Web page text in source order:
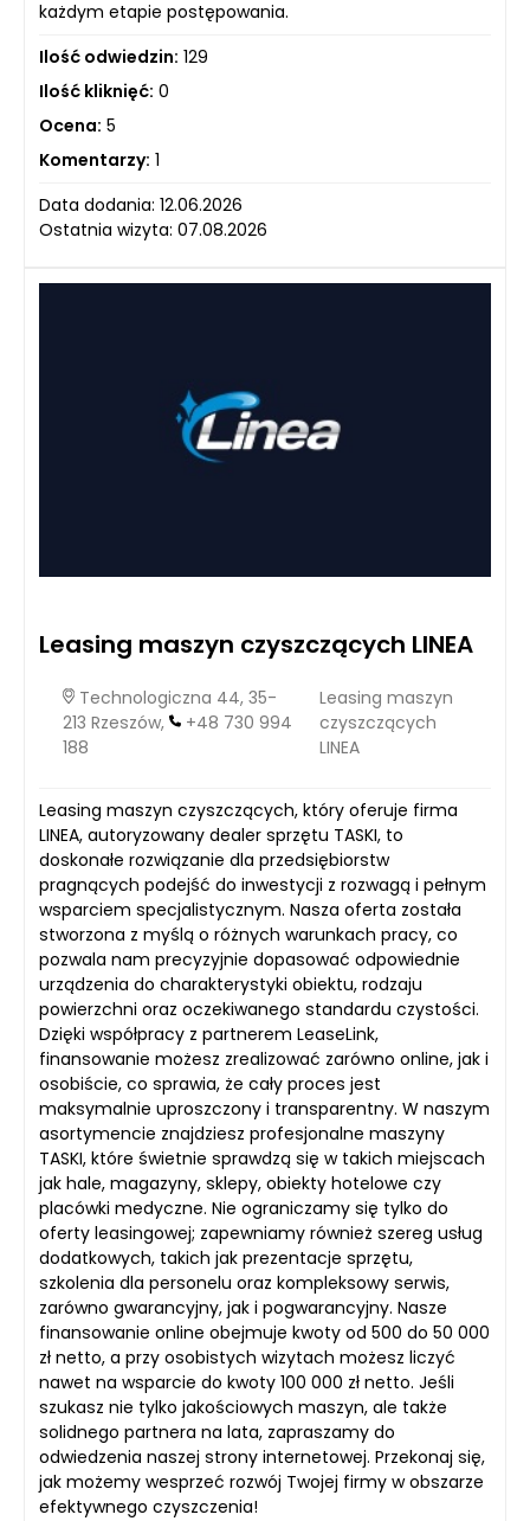
każdym etapie postępowania.
Ilość odwiedzin: 129
Ilość kliknięć: 0
Ocena: 5
Komentarzy: 1
Data dodania: 12.06.2026
Ostatnia wizyta: 07.08.2026
Leasing maszyn czyszczących LINEA
Technologiczna 44, 35-
213 Rzeszów,
+48 730 994
188
Leasing maszyn
czyszczących
LINEA
Leasing maszyn czyszczących, który oferuje firma
LINEA, autoryzowany dealer sprzętu TASKI, to
doskonałe rozwiązanie dla przedsiębiorstw
pragnących podejść do inwestycji z rozwagą i pełnym
wsparciem specjalistycznym. Nasza oferta została
stworzona z myślą o różnych warunkach pracy, co
pozwala nam precyzyjnie dopasować odpowiednie
urządzenia do charakterystyki obiektu, rodzaju
powierzchni oraz oczekiwanego standardu czystości.
Dzięki współpracy z partnerem LeaseLink,
finansowanie możesz zrealizować zarówno online, jak i
osobiście, co sprawia, że cały proces jest
maksymalnie uproszczony i transparentny. W naszym
asortymencie znajdziesz profesjonalne maszyny
TASKI, które świetnie sprawdzą się w takich miejscach
jak hale, magazyny, sklepy, obiekty hotelowe czy
placówki medyczne. Nie ograniczamy się tylko do
oferty leasingowej; zapewniamy również szereg usług
dodatkowych, takich jak prezentacje sprzętu,
szkolenia dla personelu oraz kompleksowy serwis,
zarówno gwarancyjny, jak i pogwarancyjny. Nasze
finansowanie online obejmuje kwoty od 500 do 50 000
zł netto, a przy osobistych wizytach możesz liczyć
nawet na wsparcie do kwoty 100 000 zł netto. Jeśli
szukasz nie tylko jakościowych maszyn, ale także
solidnego partnera na lata, zapraszamy do
odwiedzenia naszej strony internetowej. Przekonaj się,
jak możemy wesprzeć rozwój Twojej firmy w obszarze
efektywnego czyszczenia!